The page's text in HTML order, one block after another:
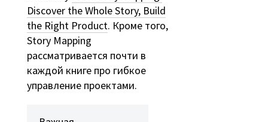
Discover the Whole Story, Build
the Right Product. Кроме того,
Story Mapping
рассматривается почти в
каждой книге про гибкое
управление проектами.